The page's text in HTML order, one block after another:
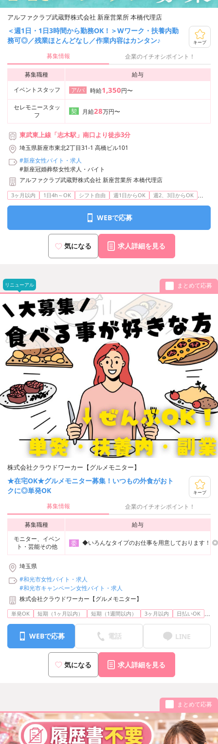
アルファクラブ武蔵野株式会社 新座営業所 本橋代理店
＜週1日・1日3時間から勤務OK！＞Wワーク・扶養内勤
務可◎／残業ほとんどなし／作業内容はカンタン♪
キープ
募集情報 企業のイチオシポイント！
募集職種
給与
イベントスタッフ
ア/パ 時給1,350円〜
セレモニースタッ
フ
契 月給28万円〜
東武東上線「志木駅」南口より徒歩3分
埼玉県新座市東北2丁目31-1 高橋ビル101
#新座女性バイト・求人
#新座冠婚葬祭女性求人・バイト
アルファクラブ武蔵野株式会社 新座営業所 本橋代理店
3ヶ月以内 1日4h～OK シフト自由 週1日からOK 週2、3日からOK ...
WEBで応募
気になる 求人詳細を見る
リニューアル まとめて応募
株式会社クラウドワーカー【グルメモニター】
★在宅OK★グルメモニター募集！いつもの外食がおト
クに◎単発OK
キープ
募集情報 企業のイチオシポイント！
募集職種
給与
モニター、イベン
ト・芸能その他
委 ◆いろんなタイプのお仕事を用意しております！
埼玉県
#和光市女性バイト・求人
#和光市キャンペーン女性バイト・求人
株式会社クラウドワーカー【グルメモニター】
単発OK 短期（1ヶ月以内） 短期（1週間以内） 3ヶ月以内 日払いOK ...
WEBで応募 電話 LINE
気になる 求人詳細を見る
まとめて応募